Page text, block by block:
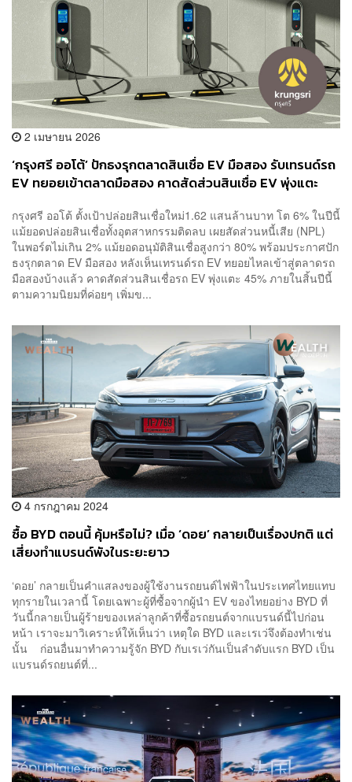
2 เมษายน 2026
‘กรุงศรี ออโต้’ ปักธงรุกตลาดสินเชื่อ EV มือสอง รับเทรนด์รถ
EV ทยอยเข้าตลาดมือสอง คาดสัดส่วนสินเชื่อ EV พุ่งแตะ
กรุงศรี ออโต้ ตั้งเป้าปล่อยสินเชื่อใหม่1.62 แสนล้านบาท โต 6% ในปีนี้
แม้ยอดปล่อยสินเชื่อทั้งอุตสาหกรรมติดลบ เผยสัดส่วนหนี้เสีย (NPL)
ในพอร์ตไม่เกิน 2% แม้ยอดอนุมัติสินเชื่อสูงกว่า 80% พร้อมประกาศปัก
ธงรุกตลาด EV มือสอง หลังเห็นเทรนด์รถ EV ทยอยไหลเข้าสู่ตลาดรถ
มือสองบ้างแล้ว คาดสัดส่วนสินเชื่อรถ EV พุ่งแตะ 45% ภายในสิ้นปีนี้
ตามความนิยมที่ค่อยๆ เพิ่มข...
4 กรกฎาคม 2024
ซื้อ BYD ตอนนี้ คุ้มหรือไม่? เมื่อ ‘ดอย’ กลายเป็นเรื่องปกติ แต่
เสี่ยงทำแบรนด์พังในระยะยาว
‘ดอย’ กลายเป็นคำแสลงของผู้ใช้งานรถยนต์ไฟฟ้าในประเทศไทยแทบ
ทุกรายในเวลานี้ โดยเฉพาะผู้ที่ซื้อจากผู้นำ EV ของไทยอย่าง BYD ที่
วันนี้กลายเป็นผู้ร้ายของเหล่าลูกค้าที่ซื้อรถยนต์จากแบรนด์นี้ไปก่อน
หน้า เราจะมาวิเคราะห์ให้เห็นว่า เหตุใด BYD และเรเว่จึงต้องทำเช่น
นั้น ก่อนอื่นมาทำความรู้จัก BYD กับเรเว่กันเป็นลำดับแรก BYD เป็น
แบรนด์รถยนต์ที่...